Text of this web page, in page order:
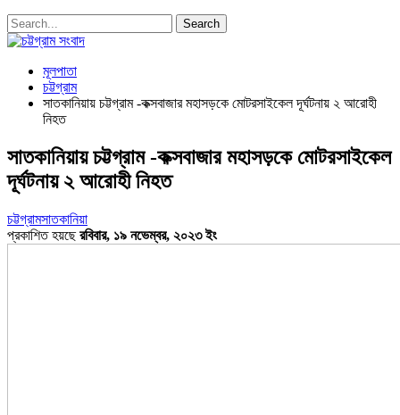
মূলপাতা
চট্টগ্রাম
সাতকানিয়ায় চট্টগ্রাম -কক্সবাজার মহাসড়কে মোটরসাইকেল দূর্ঘটনায় ২ আরোহী
নিহত
সাতকানিয়ায় চট্টগ্রাম -কক্সবাজার মহাসড়কে মোটরসাইকেল
দূর্ঘটনায় ২ আরোহী নিহত
চট্টগ্রামসাতকানিয়া
প্রকাশিত হয়ছেরবিবার, ১৯ নভেম্বর, ২০২৩ ইং